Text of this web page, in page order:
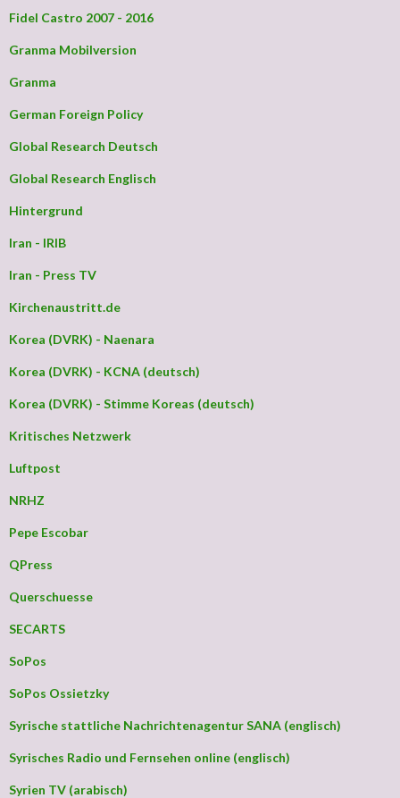
Fidel Castro 2007 - 2016
Granma Mobilversion
Granma
German Foreign Policy
Global Research Deutsch
Global Research Englisch
Hintergrund
Iran - IRIB
Iran - Press TV
Kirchenaustritt.de
Korea (DVRK) - Naenara
Korea (DVRK) - KCNA (deutsch)
Korea (DVRK) - Stimme Koreas (deutsch)
Kritisches Netzwerk
Luftpost
NRHZ
Pepe Escobar
QPress
Querschuesse
SECARTS
SoPos
SoPos Ossietzky
Syrische stattliche Nachrichtenagentur SANA (englisch)
Syrisches Radio und Fernsehen online (englisch)
Syrien TV (arabisch)